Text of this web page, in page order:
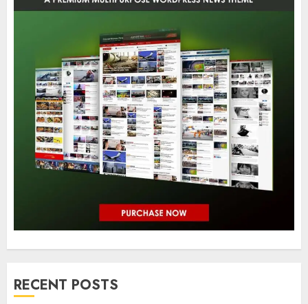
RECENT POSTS